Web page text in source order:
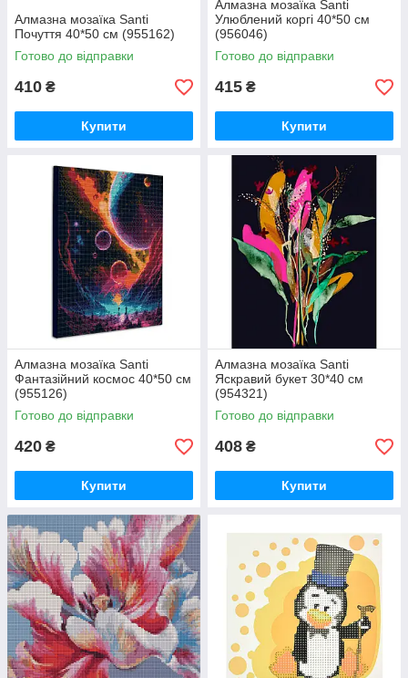
Алмазна мозаїка Santi
Почуття 40*50 см (955162)
Готово до відправки
410 ₴
Купити
Алмазна мозаїка Santi
Улюблений коргі 40*50 см
(956046)
Готово до відправки
415 ₴
Купити
Алмазна мозаїка Santi
Фантазійний космос 40*50 см
(955126)
Готово до відправки
420 ₴
Купити
Алмазна мозаїка Santi
Яскравий букет 30*40 см
(954321)
Готово до відправки
408 ₴
Купити